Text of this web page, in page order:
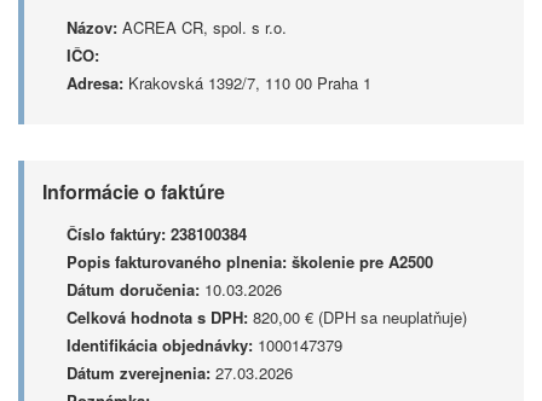
Názov: ACREA CR, spol. s r.o.
IČO:
Adresa: Krakovská 1392/7, 110 00 Praha 1
Informácie o faktúre
Číslo faktúry: 238100384
Popis fakturovaného plnenia: školenie pre A2500
Dátum doručenia: 10.03.2026
Celková hodnota s DPH: 820,00 € (DPH sa neuplatňuje)
Identifikácia objednávky: 1000147379
Dátum zverejnenia: 27.03.2026